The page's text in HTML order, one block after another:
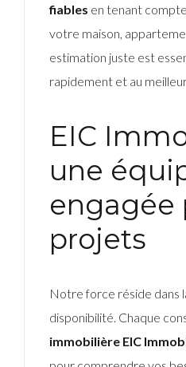
fiables en tenant
votre maison,
estimation juste est
rapidement et au
EIC
une
engagée
projets
Notre force réside dans
disponibilité. Chaque
immobilière EIC